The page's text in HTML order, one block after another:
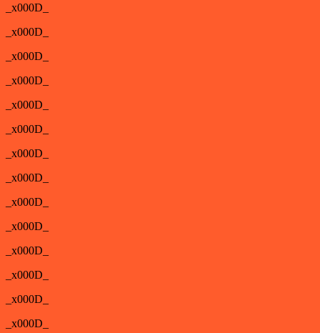
_x000D_
_x000D_
_x000D_
_x000D_
_x000D_
_x000D_
_x000D_
_x000D_
_x000D_
_x000D_
_x000D_
_x000D_
_x000D_
_x000D_